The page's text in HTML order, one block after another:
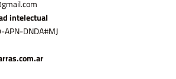
intelectual
DNDA#MJ